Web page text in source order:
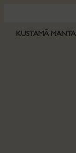
saturuKUSTAMĀ MANTA